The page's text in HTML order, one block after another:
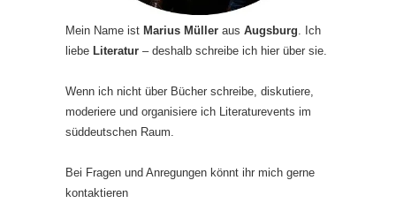
Mein Name ist Marius Müller aus Augsburg. Ich
liebe Literatur – deshalb schreibe ich hier über sie.
Wenn ich nicht über Bücher schreibe, diskutiere,
moderiere und organisiere ich Literaturevents im
süddeutschen Raum.
Bei Fragen und Anregungen könnt ihr mich gerne
kontaktieren